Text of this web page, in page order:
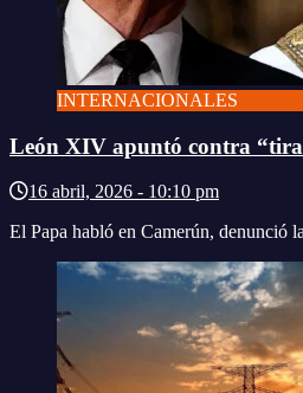
INTERNACIONALES
León XIV apuntó contra
16 abril, 2026 - 10:10 pm
El Papa habló en Camerún, denunció